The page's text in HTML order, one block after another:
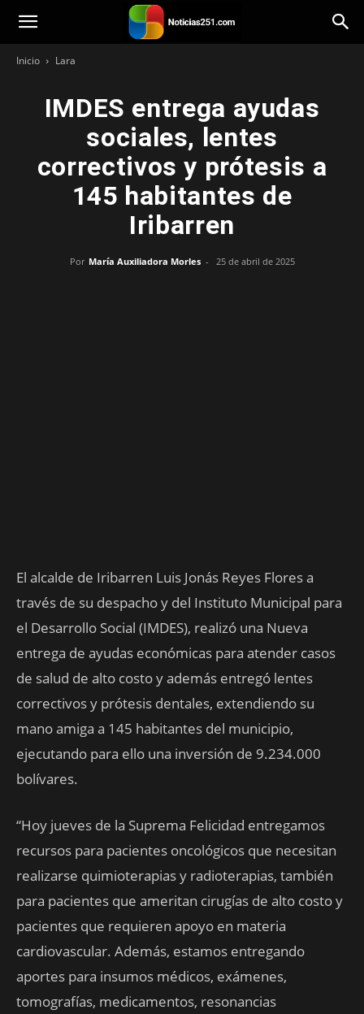
Noticias251
Inicio Lara
IMDES entrega ayudas
sociales, lentes
correctivos y prótesis a
145 habitantes de
Iribarren
Por María Auxiliadora Morles - 25 de abril de 2025
El alcalde de Iribarren Luis Jonás Reyes Flores a
través de su despacho y del Instituto Municipal para
el Desarrollo Social (IMDES), realizó una Nueva
entrega de ayudas económicas para atender casos
de salud de alto costo y además entregó lentes
correctivos y prótesis dentales, extendiendo su
mano amiga a 145 habitantes del municipio,
ejecutando para ello una inversión de 9.234.000
bolívares.
“Hoy jueves de la Suprema Felicidad entregamos
recursos para pacientes oncológicos que necesitan
realizarse quimioterapias y radioterapias, también
para pacientes que ameritan cirugías de alto costo y
pacientes que requieren apoyo en materia
cardiovascular. Además, estamos entregando
aportes para insumos médicos, exámenes,
tomografías, medicamentos, resonancias